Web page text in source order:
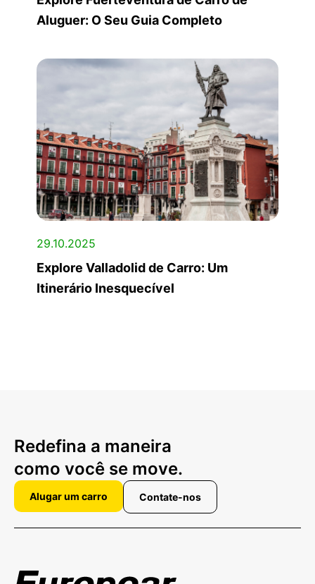
Aluguer: O Seu Guia Completo
29.10.2025
Explore Valladolid de Carro: Um
Itinerário Inesquecível
Redefina a maneira
como você se move.
Alugar um carro Contate-nos